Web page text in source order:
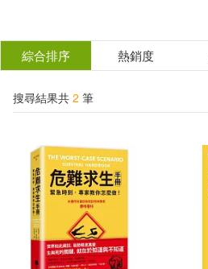
結
分類 (單選)
所有商品(2) 圖書(1)
電子書(1)
作者 (可複選)
綜合排序 熱銷度
搜尋結果共 2 筆